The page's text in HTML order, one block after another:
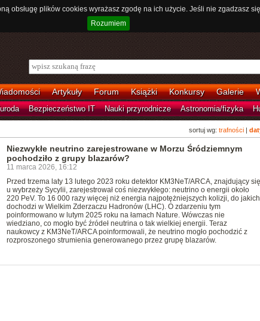
obsługę plików cookies wyrażasz zgodę na ich użycie. Jeśli nie zgadzasz
Rozumiem
Artykuły Forum Książki Konkursy Galerie
Bezpieczeństwo IT Nauki przyrodnicze Astronomia/fizyka
sortuj wg: trafności|
Niezwykłe neutrino zarejestrowane w Morzu Śródziemnym
pochodziło z grupy blazarów?
11 marca 2026, 16:12
Przed trzema laty 13 lutego 2023 roku detektor KM3NeT/ARCA, znajdujący się
u wybrzeży Sycylii, zarejestrował coś niezwykłego: neutrino o energii około
220 PeV. To 16 000 razy więcej niż energia najpotężniejszych kolizji, do jakich
dochodzi w Wielkim Zderzaczu Hadronów (LHC). O zdarzeniu tym
poinformowano w lutym 2025 roku na łamach Nature. Wówczas nie
wiedziano, co mogło być źródeł neutrina o tak wielkiej energii. Teraz
naukowcy z KM3NeT/ARCA poinformowali, że neutrino mogło pochodzić z
rozproszonego strumienia generowanego przez grupę blazarów.